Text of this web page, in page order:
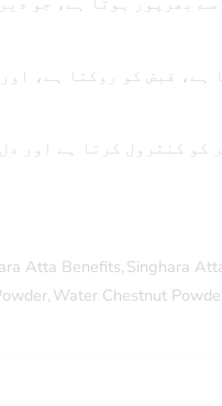
ہے، قبض کو روکتا ہے،
کنٹرول کرتا ہے اور
Atta Benefits, Singhara
, Water Chestnut